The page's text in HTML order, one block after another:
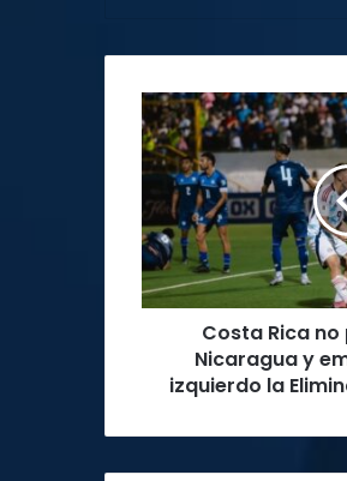
Costa
Rica
no
pudo
superar
a
Nicaragua
y
empieza
la
Costa Rica
Nicaragua y
izquierdo la